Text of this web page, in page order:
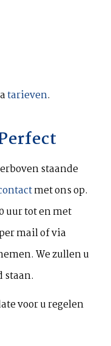
tarieven.
staande
met ons op.
uur tot en met
mail of via
We zullen u
staan.
voor u regelen